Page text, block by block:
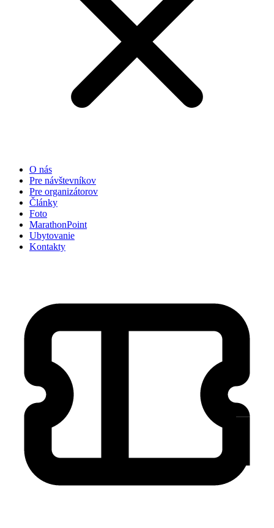
O nás
Pre návštevníkov
Pre organizátorov
Články
Foto
MarathonPoint
Ubytovanie
Kontakty